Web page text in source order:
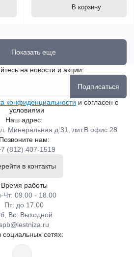
В корзину
Показать еще
на новости и акции:
Подписаться
конфиденциальности и согласен с
условиями
Наш адрес:
Минеральная д.31, лит.В офис 28
Позвоните нам:
(812) 407-1519
в контакты
Время работы
Чт: 09.00 - 18.00
Пт: до 17.00
Вс: Выходной
сетях: